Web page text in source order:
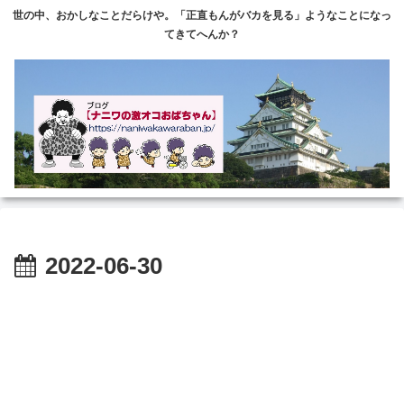
世の中、おかしなことだらけや。「正直もんがバカを見る」ようなことになっ
てきてへんか？
2022-06-30